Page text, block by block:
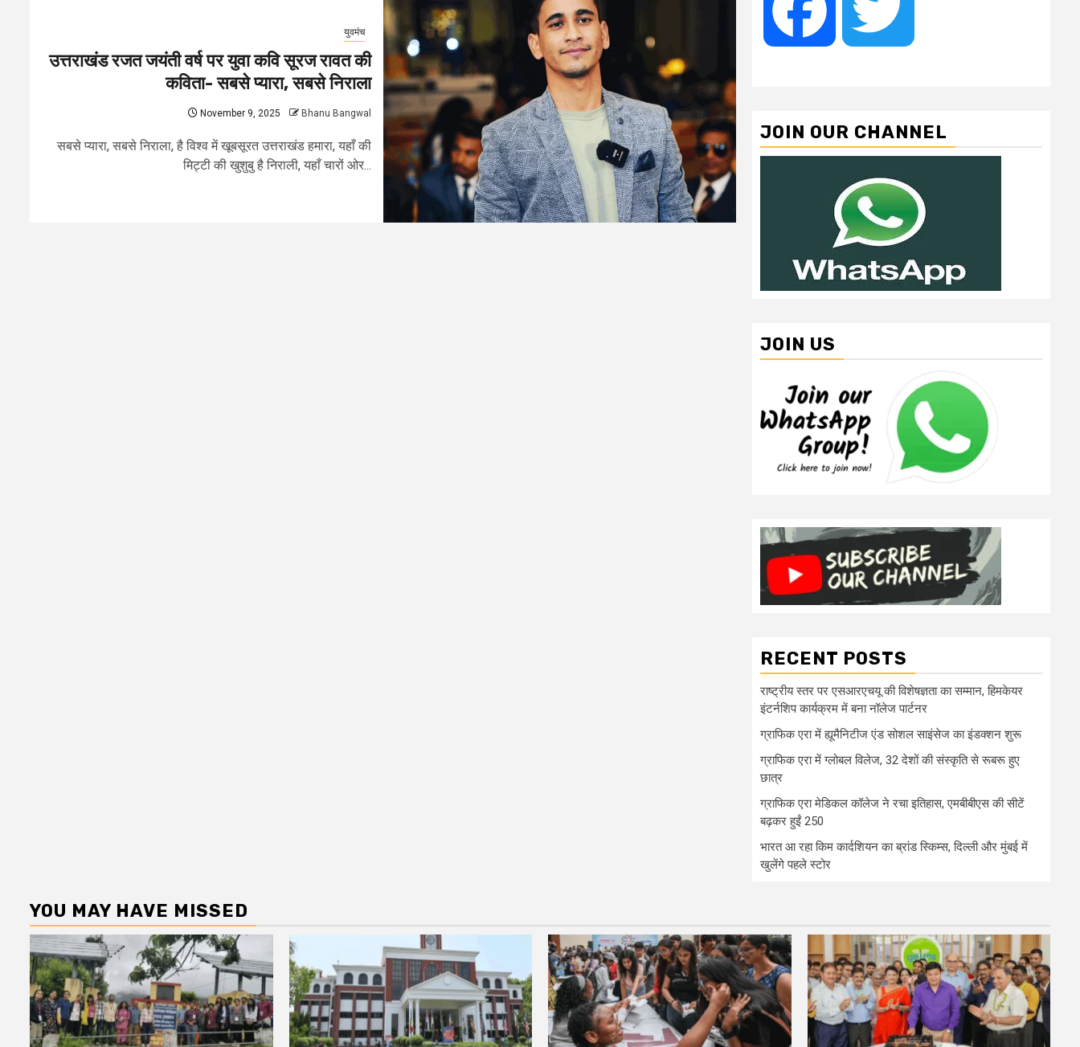
युवमंच
उत्तराखंड रजत जयंती वर्ष पर युवा कवि सूरज रावत की
कविता- सबसे प्यारा, सबसे निराला
November 9, 2025 Bhanu Bangwal
सबसे प्यारा, सबसे निराला, है विश्व में खूबसूरत उत्तराखंड हमारा, यहाँ की
मिट्टी की खुशुबु है निराली, यहाँ चारों ओर...
Facebook
JOIN OUR CHANNEL
JOIN US
RECENT POSTS
राष्ट्रीय स्तर पर एसआरएचयू की विशेषज्ञता का सम्मान, हिमकेयर
इंटर्नशिप कार्यक्रम में बना नॉलेज पार्टनर
ग्राफिक एरा में ह्यूमैनिटीज एंड सोशल साइंसेज का इंडक्शन शुरू
ग्राफिक एरा में ग्लोबल विलेज, 32 देशों की संस्कृति से रूबरू हुए
छात्र
ग्राफिक एरा मेडिकल कॉलेज ने रचा इतिहास, एमबीबीएस की सीटें
बढ़कर हुईं 250
भारत आ रहा किम कार्दशियन का ब्रांड स्किम्स, दिल्ली और मुंबई में
खुलेंगे पहले स्टोर
YOU MAY HAVE MISSED